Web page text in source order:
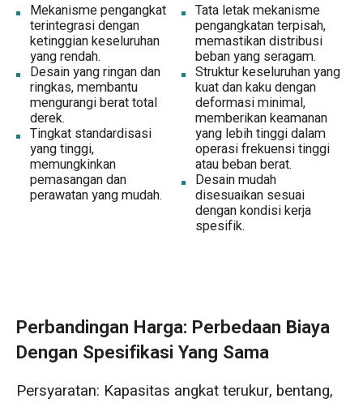
Mekanisme pengangkat
terintegrasi dengan
ketinggian keseluruhan
yang rendah.
Desain yang ringan dan
ringkas, membantu
mengurangi berat total
derek.
Tingkat standardisasi
yang tinggi,
memungkinkan
pemasangan dan
perawatan yang mudah.
Tata letak mekanisme
pengangkatan terpisah,
memastikan distribusi
beban yang seragam.
Struktur keseluruhan yang
kuat dan kaku dengan
deformasi minimal,
memberikan keamanan
yang lebih tinggi dalam
operasi frekuensi tinggi
atau beban berat.
Desain mudah
disesuaikan sesuai
dengan kondisi kerja
spesifik.
Perbandingan Harga: Perbedaan Biaya
Dengan Spesifikasi Yang Sama
Persyaratan: Kapasitas angkat terukur, bentang,